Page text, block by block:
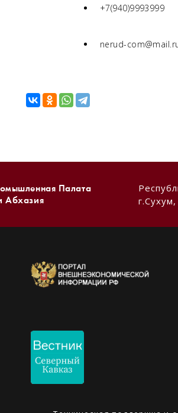
+7(940)9993999
nerud-
Палата
Абхазия